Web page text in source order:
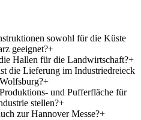
sowohl für die Küste
geeignet?+
Hallen für die Landwirtschaft?+
die Lieferung im Industriedreieck
+
und Pufferfläche für
stellen?+
zur Hannover Messe?+